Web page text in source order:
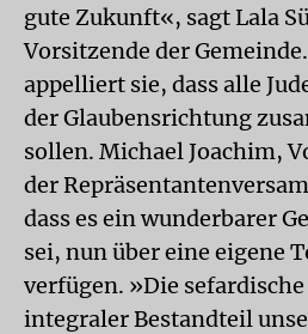
gute Zukunft«, sagt Lala
Vorsitzende der
appelliert sie, dass alle
der Glaubensrichtung
sollen. Michael Joachim,
der
dass es ein wunderbarer
sei, nun über eine eigene
verfügen. »Die
integraler Bestandteil